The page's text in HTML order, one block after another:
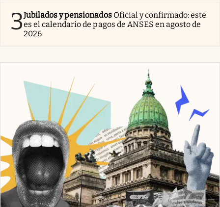
3Jubilados y pensionados Oficial y confirmado: este
es el calendario de pagos de ANSES en agosto de
2026